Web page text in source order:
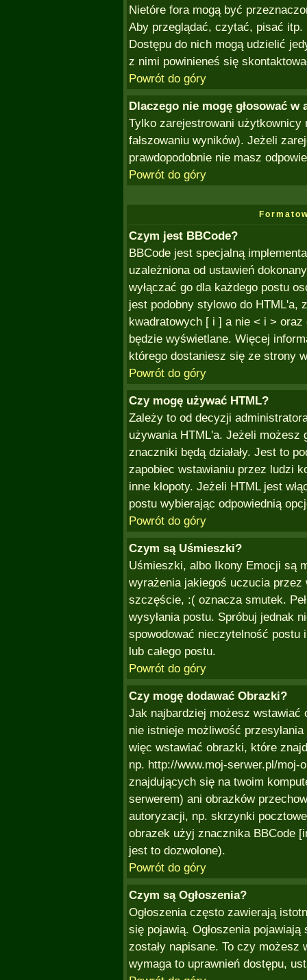
Nietóre fora mogą być
Aby przeglądać, czytać, pisać
Dostępu do nich mogą udzielić
z nimi powinieneś się
Powrót do góry
Dlaczego nie mogę głosować w
Tylko zarejestrowani użytkownicy
fałszowaniu wyników). Jeżeli
prawdopodobnie nie masz
Powrót do góry
Czym jest BBCode?
BBCode jest specjalną
uzależniona od ustawień
wyłączać go dla każdego postu
jest podobny stylowo do HTML'a,
kwadratowych [ i ] a nie < i >
będzie wyświetlane. Więcej
którego dostaniesz się ze strony
Powrót do góry
Czy mogę używać HTML?
Zależy to od decyzji
używania HTML'a. Jeżeli możesz
znaczniki będą działały. Jest to
zapobiec wstawianiu przez ludzi
inne kłopoty. Jeżeli HTML jest
postu wybierając odpowiednią
Powrót do góry
Czym są Uśmieszki?
Uśmieszki, albo Ikony Emocji są
wyrażenia jakiegoś uczucia
szczęście, :( oznacza smutek.
wysyłania postu. Spróbuj jednak
spowodować nieczytelność postu
lub całego postu.
Powrót do góry
Czy mogę dodawać Obrazki?
Jak najbardziej możesz wstawiać
nie istnieje możliwość
więc wstawiać obrazki, które
np. http://www.moj-serwer.pl/
znajdujących się na twoim
serwerem) ani obrazków
autoryzacji, np. skrzynki
obrazek użyj znacznika BBCode
jest to dozwolone).
Powrót do góry
Czym są Ogłoszenia?
Ogłoszenia często zawierają
się pojawią. Ogłoszenia
zostały napisane. To czy możesz
wymaga to uprawnień dostępu,